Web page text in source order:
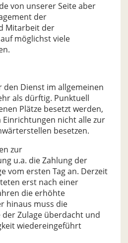
von unserer Seite aber
der
Mitarbeit der
möglichst viele
den Dienst im allgemeinen
als dürftig. Punktuell
Plätze besetzt werden,
nicht alle zur
besetzen.
zur
u.a. die Zahlung der
vom ersten Tag an. Derzeit
erst nach einer
die erhöhte
hinaus muss die
Zulage überdacht und
wiedereingeführt